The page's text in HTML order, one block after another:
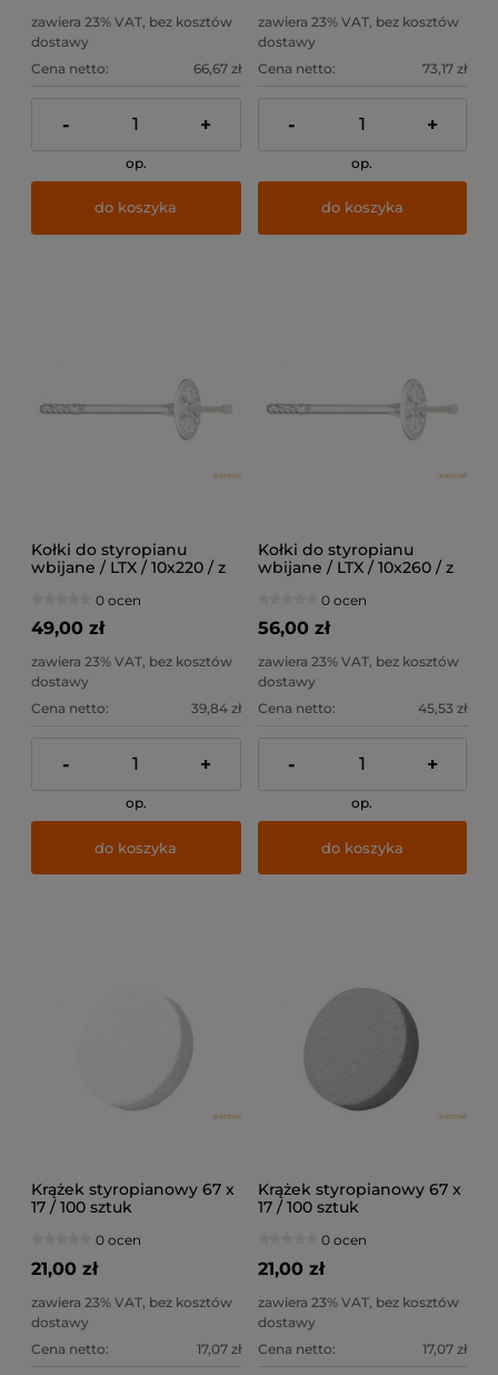
zawiera 23% VAT, bez kosztów
dostawy
Cena netto:
66,67 zł
- +
op.
do koszyka
zawiera 23% VAT, bez kosztów
dostawy
Cena netto:
73,17 zł
- +
op.
do koszyka
Kołki do styropianu
wbijane / LTX / 10x220 / z
tworzywowym z krótką
strefą rozpierania / 100szt
0 ocen
49,00 zł
zawiera 23% VAT, bez kosztów
dostawy
Cena netto:
39,84 zł
- +
op.
do koszyka
Kołki do styropianu
wbijane / LTX / 10x260 / z
tworzywowym z krótką
strefą rozpierania / 100szt
0 ocen
56,00 zł
zawiera 23% VAT, bez kosztów
dostawy
Cena netto:
45,53 zł
- +
op.
do koszyka
Krążek styropianowy 67 x
17 / 100 sztuk
0 ocen
21,00 zł
zawiera 23% VAT, bez kosztów
dostawy
Cena netto:
17,07 zł
Krążek styropianowy 67 x
17 / 100 sztuk
0 ocen
21,00 zł
zawiera 23% VAT, bez kosztów
dostawy
Cena netto:
17,07 zł